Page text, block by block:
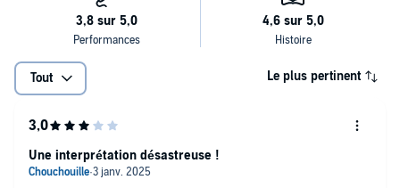
Tout Le plus pertinent
Une interprétation désastreuse !